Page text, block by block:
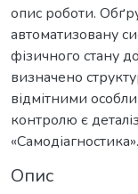
опис роботи.
автоматизовану
фізичного стану
визначено
відмітними
контролю є
«Самодіагностика».
Опис